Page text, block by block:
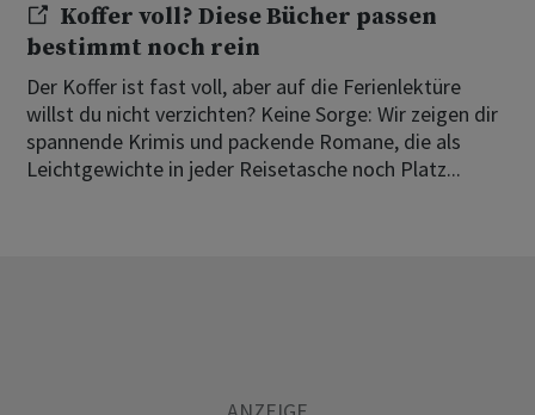
Koffer voll? Diese Bücher passen
bestimmt noch rein
Der Koffer ist fast voll, aber auf die Ferienlektüre
willst du nicht verzichten? Keine Sorge: Wir zeigen dir
spannende Krimis und packende Romane, die als
Leichtgewichte in jeder Reisetasche noch Platz...